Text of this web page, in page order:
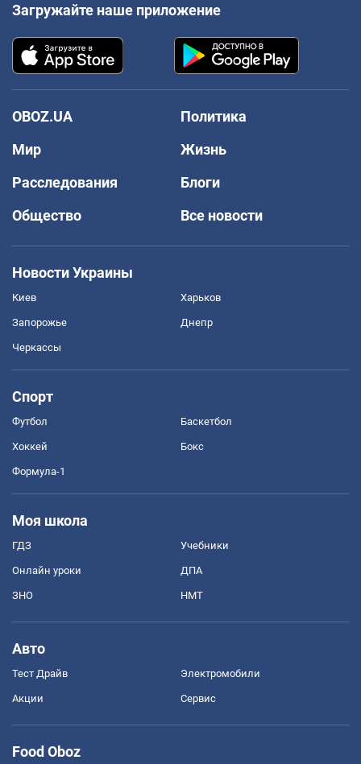
Загружайте наше приложение
OBOZ.UA
Политика
Мир
Жизнь
Расследования
Блоги
Общество
Все новости
Новости Украины
Киев Харьков
Запорожье Днепр
Черкассы
Спорт
Футбол Баскетбол
Хоккей Бокс
Формула-1
Моя школа
ГДЗ Учебники
Онлайн уроки ДПА
ЗНО НМТ
Авто
Тест Драйв Электромобили
Акции Сервис
Food Oboz